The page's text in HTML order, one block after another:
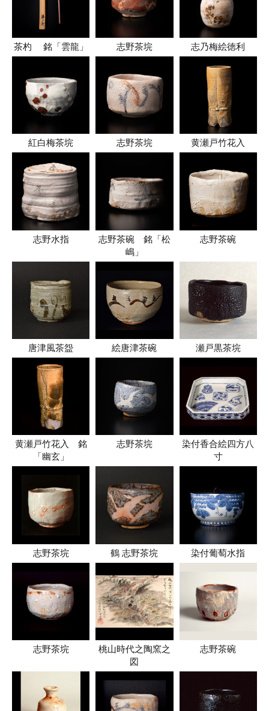
茶杓 銘「雲龍」 志野茶垸 志乃梅絵徳利
紅白梅茶垸 志野茶垸 黄瀬戸竹花入
志野水指
志野茶碗 銘「松
嶋」
志野茶碗
唐津風茶盌 絵唐津茶碗 瀬戸黒茶垸
黄瀬戸竹花入 銘
「幽玄」
志野茶垸
染付香合絵四方八
寸
志野茶垸 鶴 志野茶垸 染付葡萄水指
志野茶垸
桃山時代之陶窯之
図
志野茶碗